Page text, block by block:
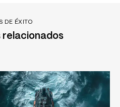
DE ÉXITO
relacionados